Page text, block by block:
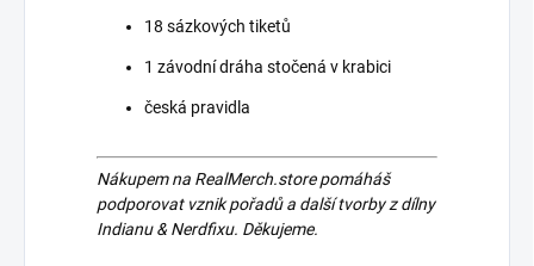
18 sázkových tiketů
1 závodní dráha stočená v krabici
česká pravidla
Nákupem na RealMerch.store pomáháš
podporovat vznik pořadů a další tvorby z dílny
Indianu & Nerdfixu. Děkujeme.